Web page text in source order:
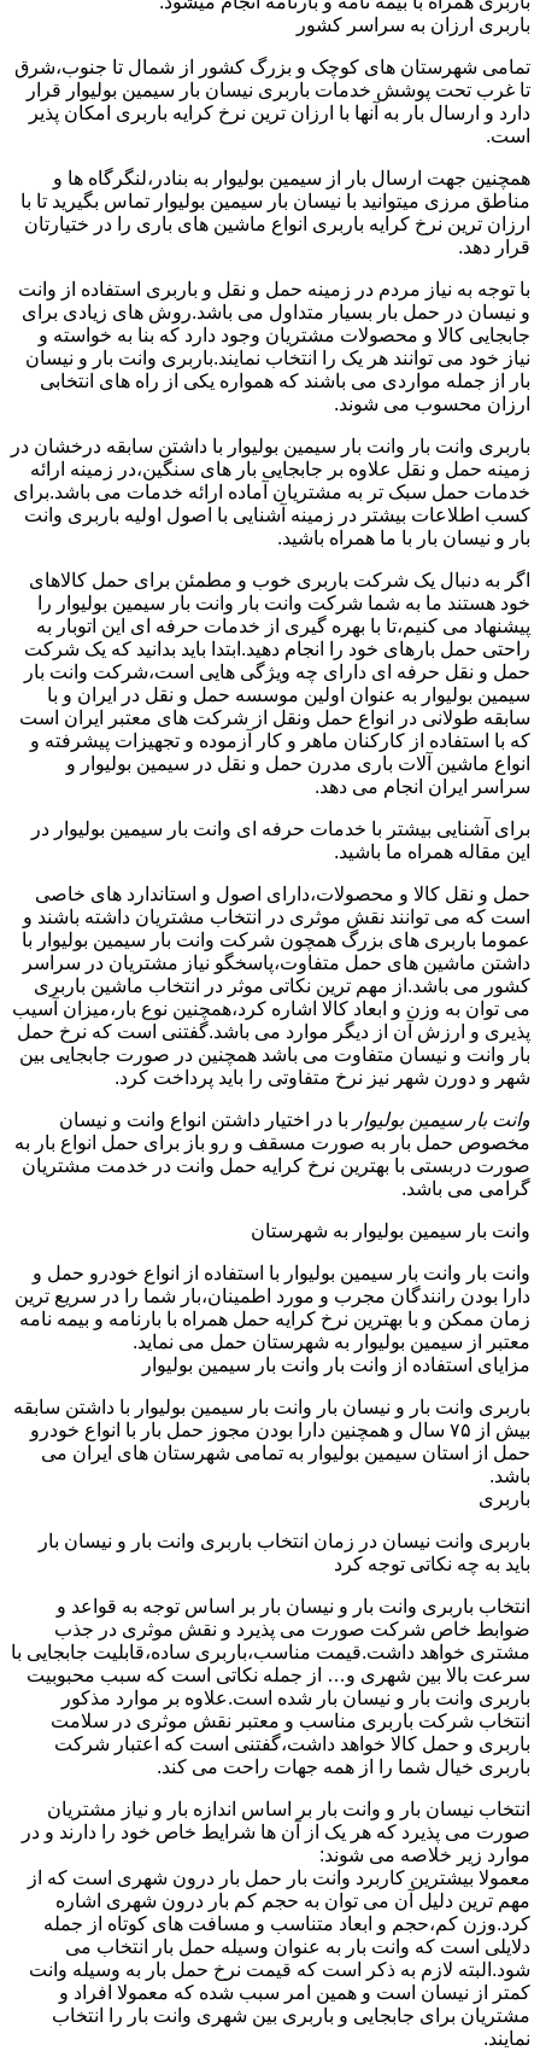
باربری ارزان به سراسر کشور
تمامی شهرستان های کوچک و بزرگ کشور از شمال تا جنوب،شرق
تا غرب تحت پوشش خدمات باربری نیسان بار سیمین بولیوار قرار
دارد و ارسال بار به آنها با ارزان ترین نرخ کرایه باربری امکان پذیر
است.
همچنین جهت ارسال بار از سیمین بولیوار به بنادر،لنگرگاه ها و
مناطق مرزی میتوانید با نیسان بار سیمین بولیوار تماس بگیرید تا با
ارزان ترین نرخ کرایه باربری انواع ماشین های باری را در ختیارتان
قرار دهد.
با توجه به نیاز مردم در زمینه حمل و نقل و باربری استفاده از وانت
و نیسان در حمل بار بسیار متداول می باشد.روش های زیادی برای
جابجایی کالا و محصولات مشتریان وجود دارد که بنا به خواسته و
نیاز خود می توانند هر یک را انتخاب نمایند.باربری وانت بار و نیسان
بار از جمله مواردی می باشند که همواره یکی از راه های انتخابی
ارزان محسوب می شوند.
باربری وانت بار وانت بار سیمین بولیوار با داشتن سابقه درخشان در
زمینه حمل و نقل علاوه بر جابجایی بار های سنگین،در زمینه ارائه
خدمات حمل سبک تر به مشتریان آماده ارائه خدمات می باشد.برای
کسب اطلاعات بیشتر در زمینه آشنایی با اصول اولیه باربری وانت
بار و نیسان بار با ما همراه باشید.
اگر به دنبال یک شرکت باربری خوب و مطمئن برای حمل کالاهای
خود هستند ما به شما شرکت وانت بار وانت بار سیمین بولیوار را
پیشنهاد می کنیم،تا با بهره گیری از خدمات حرفه ای این اتوبار به
راحتی حمل بارهای خود را انجام دهید.ابتدا باید بدانید که یک شرکت
حمل و نقل حرفه ای دارای چه ویژگی هایی است،شرکت وانت بار
سیمین بولیوار به عنوان اولین موسسه حمل و نقل در ایران و با
سابقه طولانی در انواع حمل ونقل از شرکت های معتبر ایران است
که با استفاده از کارکنان ماهر و کار آزموده و تجهیزات پیشرفته و
انواع ماشین آلات باری مدرن حمل و نقل در سیمین بولیوار و
سراسر ایران انجام می دهد.
برای آشنایی بیشتر با خدمات حرفه ای وانت بار سیمین بولیوار در
این مقاله همراه ما باشید.
حمل و نقل کالا و محصولات،دارای اصول و استاندارد های خاصی
است که می توانند نقش موثری در انتخاب مشتریان داشته باشند و
عموما باربری های بزرگ همچون شرکت وانت بار سیمین بولیوار با
داشتن ماشین های حمل متفاوت،پاسخگو نیاز مشتریان در سراسر
کشور می باشد.از مهم ترین نکاتی موثر در انتخاب ماشین باربری
می توان به وزن و ابعاد کالا اشاره کرد،همچنین نوع بار،میزان آسیب
پذیری و ارزش آن از دیگر موارد می باشد.گفتنی است که نرخ حمل
بار وانت و نیسان متفاوت می باشد همچنین در صورت جابجایی بین
شهر و دورن شهر نیز نرخ متفاوتی را باید پرداخت کرد.
وانت بار سیمین بولیوار با در اختیار داشتن انواع وانت و نیسان
مخصوص حمل بار به صورت مسقف و رو باز برای حمل انواع بار به
صورت دربستی با بهترین نرخ کرایه حمل وانت در خدمت مشتریان
گرامی می باشد.
وانت بار سیمین بولیوار به شهرستان
وانت بار وانت بار سیمین بولیوار با استفاده از انواع خودرو حمل و
دارا بودن رانندگان مجرب و مورد اطمینان،بار شما را در سریع ترین
زمان ممکن و با بهترین نرخ کرایه حمل همراه با بارنامه و بیمه نامه
معتبر از سیمین بولیوار به شهرستان حمل می نماید.
مزایای استفاده از وانت بار وانت بار سیمین بولیوار
باربری وانت بار و نیسان بار وانت بار سیمین بولیوار با داشتن سابقه
بیش از ۷۵ سال و همچنین دارا بودن مجوز حمل بار با انواع خودرو
حمل از استان سیمین بولیوار به تمامی شهرستان های ایران می
باشد.
باربری
باربری وانت نیسان در زمان انتخاب باربری وانت بار و نیسان بار
باید به چه نکاتی توجه کرد
انتخاب باربری وانت بار و نیسان بار بر اساس توجه به قواعد و
ضوابط خاص شرکت صورت می پذیرد و نقش موثری در جذب
مشتری خواهد داشت.قیمت مناسب،باربری ساده،قابلیت جابجایی با
سرعت بالا بین شهری و… از جمله نکاتی است که سبب محبوبیت
باربری وانت بار و نیسان بار شده است.علاوه بر موارد مذکور
انتخاب شرکت باربری مناسب و معتبر نقش موثری در سلامت
باربری و حمل کالا خواهد داشت،گفتنی است که اعتبار شرکت
باربری خیال شما را از همه جهات راحت می کند.
انتخاب نیسان بار و وانت بار بر اساس اندازه بار و نیاز مشتریان
صورت می پذیرد که هر یک از آن ها شرایط خاص خود را دارند و در
موارد زیر خلاصه می شوند:
معمولا بیشترین کاربرد وانت بار حمل بار درون شهری است که از
مهم ترین دلیل آن می توان به حجم کم بار درون شهری اشاره
کرد.وزن کم،حجم و ابعاد متناسب و مسافت های کوتاه از جمله
دلایلی است که وانت بار به عنوان وسیله حمل بار انتخاب می
شود.البته لازم به ذکر است که قیمت نرخ حمل بار به وسیله وانت
کمتر از نیسان است و همین امر سبب شده که معمولا افراد و
مشتریان برای جابجایی و باربری بین شهری وانت بار را انتخاب
نمایند.